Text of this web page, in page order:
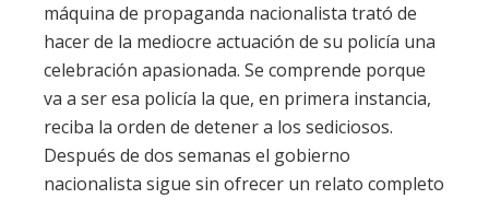
máquina de propaganda nacionalista trató de
hacer de la mediocre actuación de su policía una
celebración apasionada. Se comprende porque
va a ser esa policía la que, en primera instancia,
reciba la orden de detener a los sediciosos.
Después de dos semanas el gobierno
nacionalista sigue sin ofrecer un relato completo